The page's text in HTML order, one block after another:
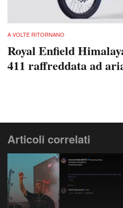
A VOLTE RITORNANO
Royal Enfield
411 raffreddata ad
Articoli correlati